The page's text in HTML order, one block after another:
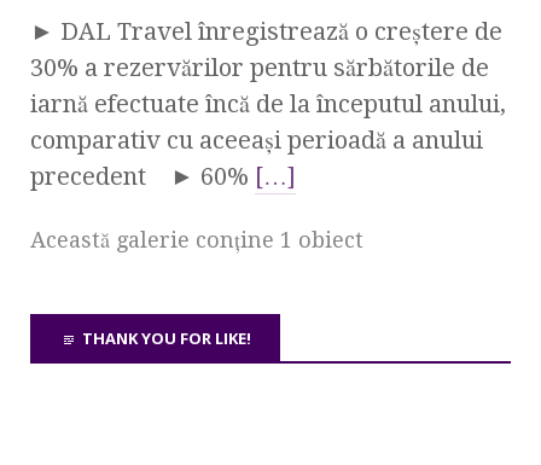
► DAL Travel înregistrează o creștere de
30% a rezervărilor pentru sărbătorile de
iarnă efectuate încă de la începutul anului,
comparativ cu aceeași perioadă a anului
precedent ► 60% […]
Această galerie conţine 1 obiect
THANK YOU FOR LIKE!